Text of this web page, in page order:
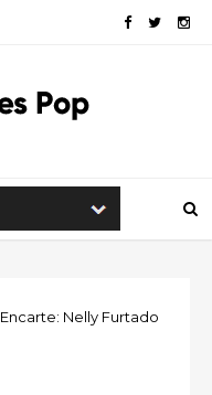
Encarte: Nelly Furtado